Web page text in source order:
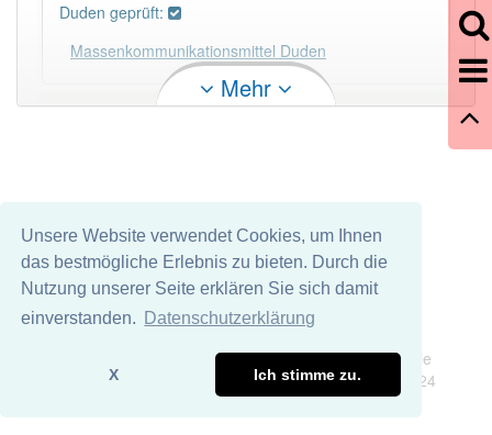
Unsere Website verwendet Cookies, um Ihnen
das bestmögliche Erlebnis zu bieten. Durch die
Nutzung unserer Seite erklären Sie sich damit
einverstanden.
Datenschutzerklärung
X Ich stimme zu.
Duden geprüft:
Massenkommunikationsmittel Duden
×
DIE:25Ausnahmen Beispiele
223
PowerIndex:2
Mehr
Wir übernehmen keine Garantie und keine Haftung für die
Richtigkeit und Vollständigkeit dieser Seite. DDDEasy 2024